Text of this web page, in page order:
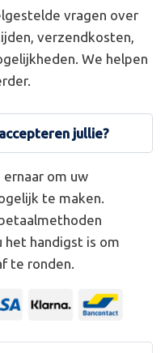
vragen over
verzendkosten,
We helpen
jullie?
om uw
te maken.
het handigst is om
te ronden.